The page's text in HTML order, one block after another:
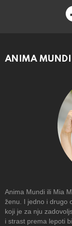
ANIMA MUNDI
Anima Mundi ili Mia
ženu. I jedno i drugo
koji je za nju
i strast prema lepoti